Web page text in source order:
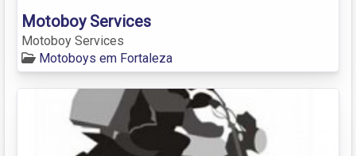
Motoboy Services
Motoboy Services
Motoboys em Fortaleza